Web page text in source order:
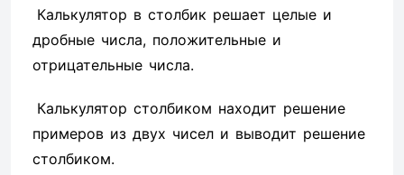
Калькулятор в столбик решает целые и
дробные числа, положительные и
отрицательные числа.
Калькулятор столбиком находит решение
примеров из двух чисел и выводит решение
столбиком.